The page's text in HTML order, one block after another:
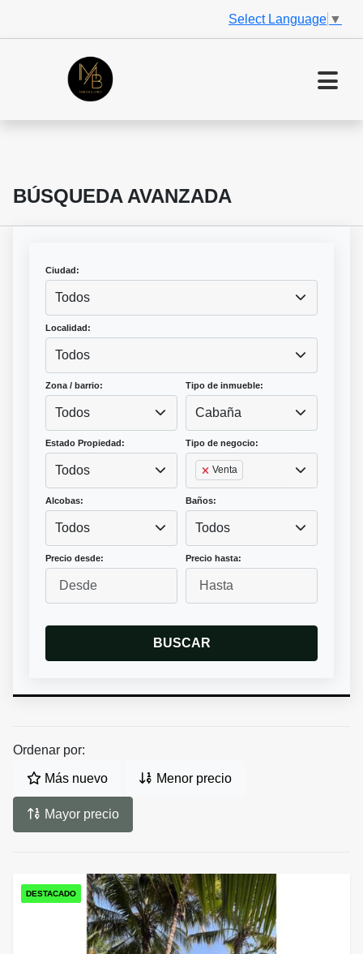
Select Language ▼
BÚSQUEDA AVANZADA
Ciudad:
Todos
Localidad:
Todos
Zona / barrio:
Todos
Tipo de inmueble:
Cabaña
Estado Propiedad:
Todos
Tipo de negocio:
Venta
Alcobas:
Todos
Baños:
Todos
Precio desde: Precio hasta:
BUSCAR
Ordenar por:
Más nuevo Menor precio
Mayor precio
DESTACADO